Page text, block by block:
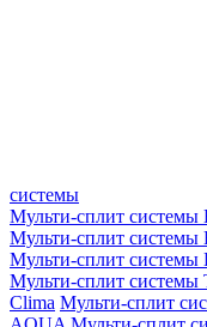
системы
Мульти-сплит системы
Мульти-сплит системы
Мульти-сплит системы
Мульти-сплит системы
Clima Мульти-сплит